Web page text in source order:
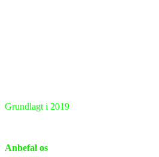
Grundlagt i 2019
Anbefal os